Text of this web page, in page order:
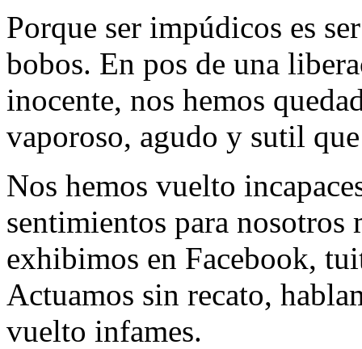
Porque ser impúdicos es
bobos. En pos de una
inocente, nos hemos
vaporoso, agudo y sutil
Nos hemos vuelto
sentimientos para
exhibimos en Facebook,
Actuamos sin recato,
vuelto infames.